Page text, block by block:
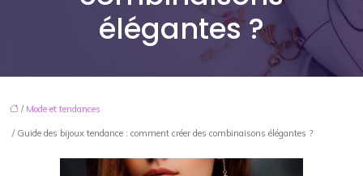
élégantes ?
/ Mode et tendances
/ Guide des bijoux tendance : comment créer des combinaisons élégantes ?